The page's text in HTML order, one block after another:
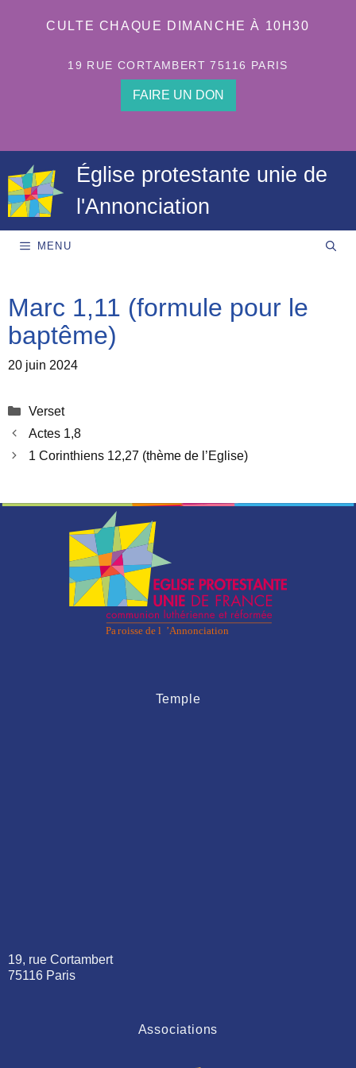
CULTE CHAQUE DIMANCHE À 10H30
19 RUE CORTAMBERT 75116 PARIS
FAIRE UN DON
Église protestante unie de
l'Annonciation
MENU
Marc 1,11 (formule pour le
baptême)
20 juin 2024
Catégories
Verset
Actes 1,8
1 Corinthiens 12,27 (thème de l’Eglise)
Temple
19, rue Cortambert
75116 Paris
Associations